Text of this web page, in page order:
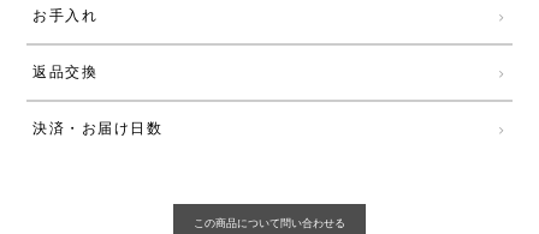
お手入れ
返品交換
決済・お届け日数